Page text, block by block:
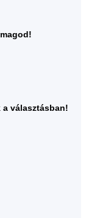
választásban!